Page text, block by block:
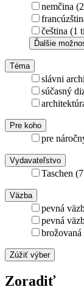
nemčina
čeština (1
Ďalšie
Téma
slávni
súčasný
Pre koho
pre
Vydavateľstvo
Taschen
Väzba
pevná
pevná
Zúžiť výber
Zoradiť